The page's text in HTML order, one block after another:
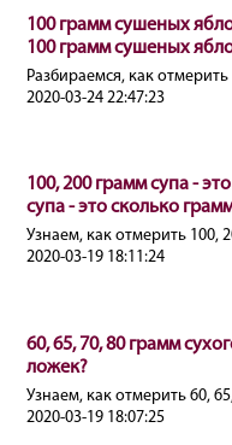
100 грамм сушеных
100 грамм сушеных
Разбираемся, как
2020-03-24 22:47:23
100, 200 грамм супа -
супа - это сколько
Узнаем, как отмерить 100,
2020-03-19 18:11:24
60, 65, 70, 80 грамм
ложек?
Узнаем, как отмерить 60,
2020-03-19 18:07:25